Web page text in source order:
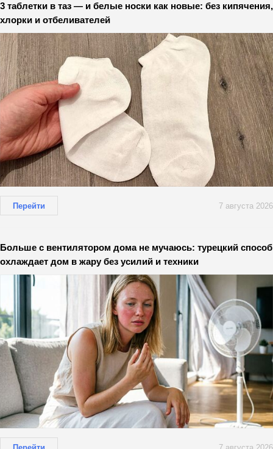
3 таблетки в таз — и белые носки как новые: без кипячения,
хлорки и отбеливателей
Перейти 7 августа 2026
Больше с вентилятором дома не мучаюсь: турецкий способ
охлаждает дом в жару без усилий и техники
Перейти 7 августа 2026